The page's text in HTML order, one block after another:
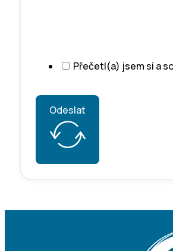
Přečetl(a) jsem si a
Odeslat